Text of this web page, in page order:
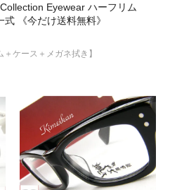
Eyewear ハーフリム
《今だけ送料無料》
ケース＋メガネ拭き】